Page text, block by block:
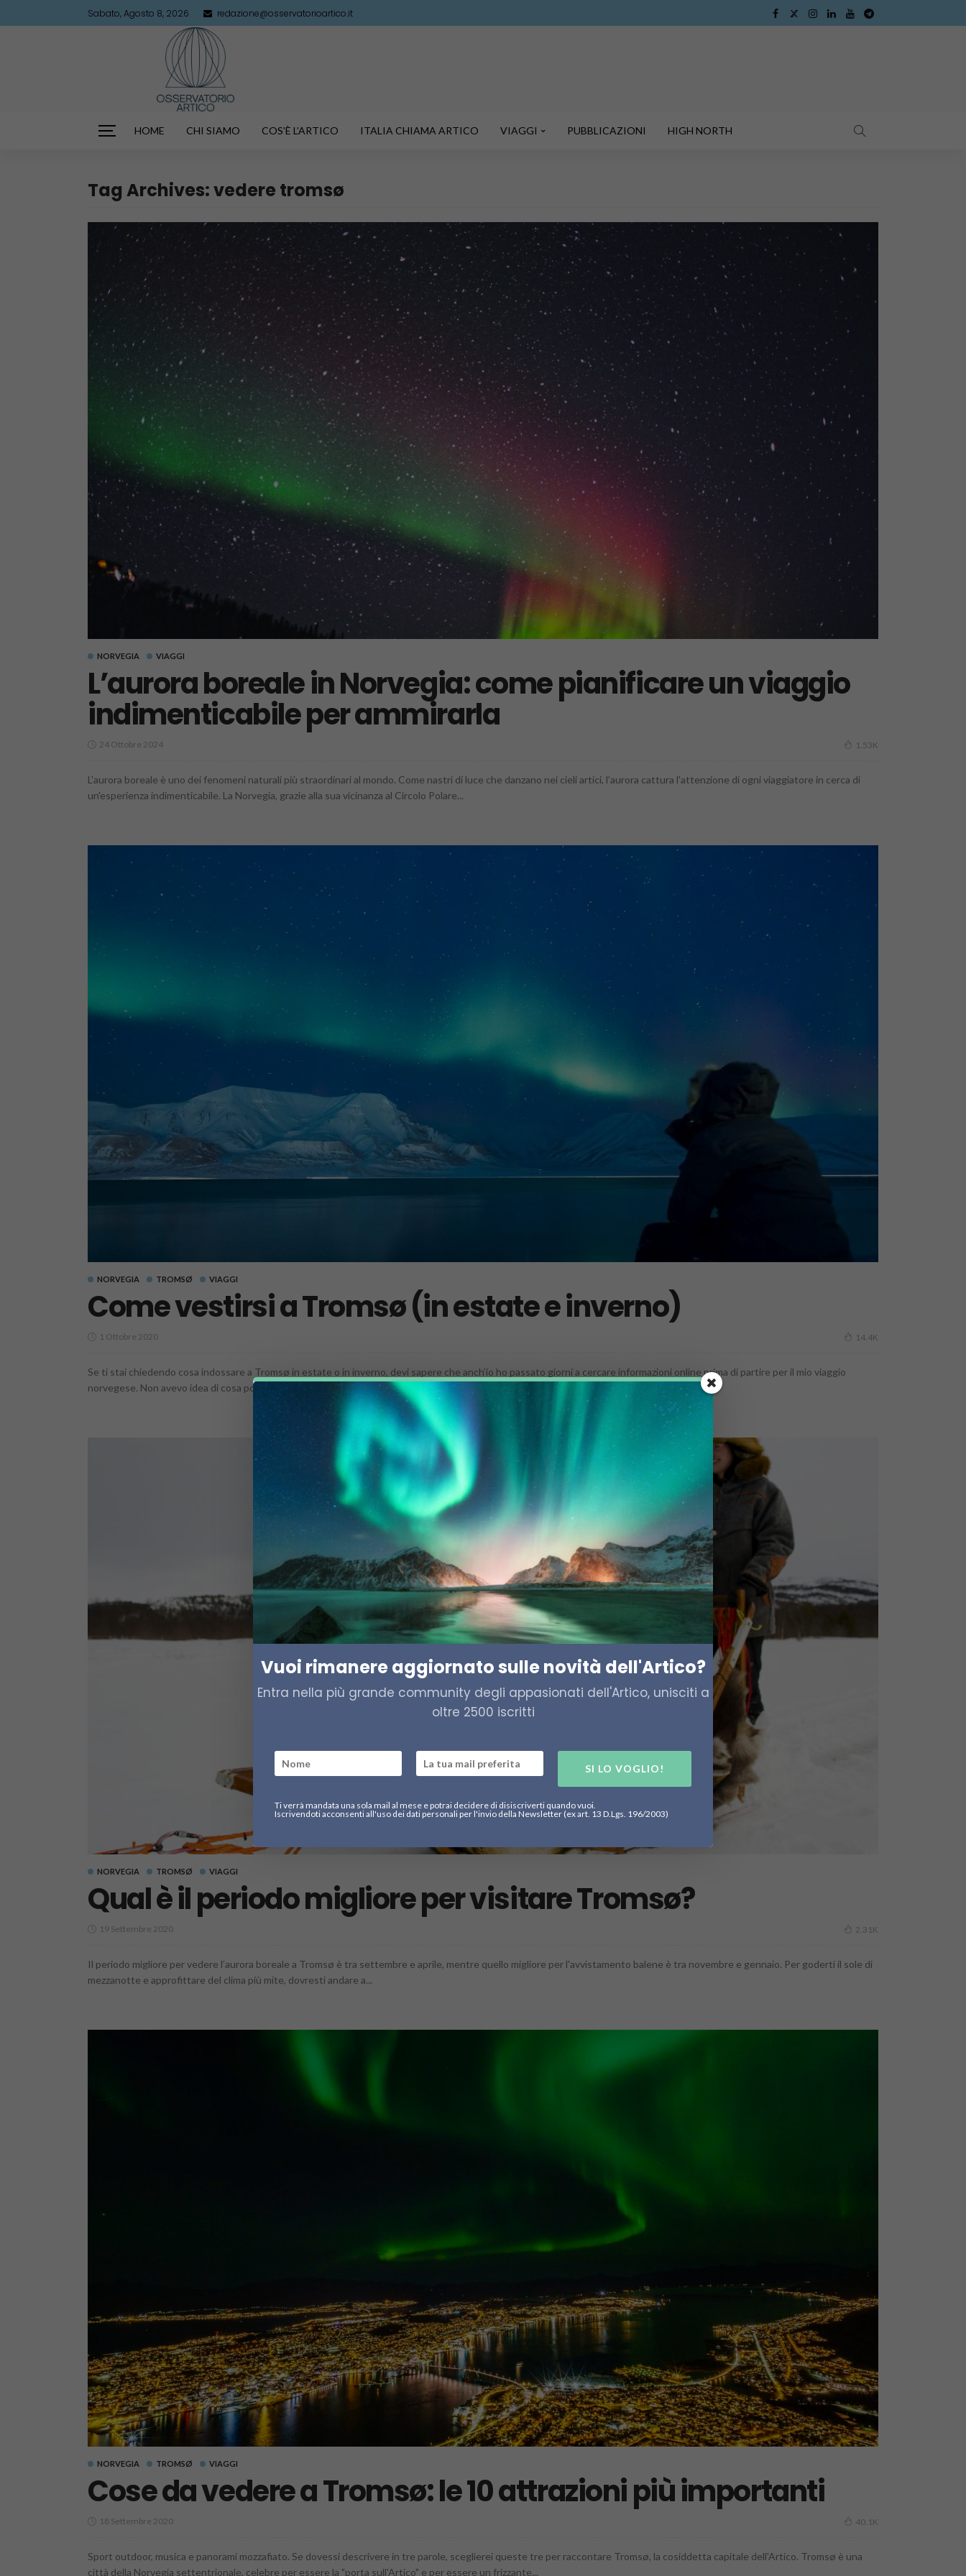
Sabato, Agosto 8, 2026 redazione@osservatorioartico.it
HOME CHI SIAMO COS’È L’ARTICO ITALIA CHIAMA ARTICO VIAGGI PUBBLICAZIONI HIGH NORTH
Tag Archives: vedere tromsø
NORVEGIA VIAGGI
L’aurora boreale in Norvegia: come pianificare un viaggio
indimenticabile per ammirarla
24 Ottobre 2024 1.53K
L'aurora boreale è uno dei fenomeni naturali più straordinari al mondo. Come nastri di luce che danzano nei cieli artici, l’aurora cattura l'attenzione di ogni viaggiatore in cerca di
un'esperienza indimenticabile. La Norvegia, grazie alla sua vicinanza al Circolo Polare...
NORVEGIA TROMSØ VIAGGI
Come vestirsi a Tromsø (in estate e inverno)
1 Ottobre 2020 14.4K
Se ti stai chiedendo cosa indossare a Tromsø in estate o in inverno, devi sapere che anch'io ho passato giorni a cercare informazioni online prima di partire per il mio viaggio
norvegese. Non avevo idea di cosa portare, e avevo...
NORVEGIA TROMSØ VIAGGI
Qual è il periodo migliore per visitare Tromsø?
19 Settembre 2020 2.31K
Il periodo migliore per vedere l’aurora boreale a Tromsø è tra settembre e aprile, mentre quello migliore per l'avvistamento balene è tra novembre e gennaio. Per goderti il sole di
mezzanotte e approfittare del clima più mite, dovresti andare a...
NORVEGIA TROMSØ VIAGGI
Cose da vedere a Tromsø: le 10 attrazioni più importanti
18 Settembre 2020 40.1K
Sport outdoor, musica e panorami mozzafiato. Se dovessi descrivere in tre parole, sceglierei queste tre per raccontare Tromsø, la cosiddetta capitale dell'Artico. Tromsø è una
città della Norvegia settentrionale, celebre per essere la "porta sull'Artico" e per essere un frizzante...
Vuoi rimanere aggiornato sulle novità dell'Artico?
Entra nella più grande community degli appasionati dell'Artico, unisciti a
oltre 2500 iscritti
SI LO VOGLIO!
Ti verrà mandata una sola mail al mese e potrai decidere di disiscriverti quando vuoi.
Iscrivendoti acconsenti all'uso dei dati personali per l'invio della Newsletter (ex art. 13 D.Lgs. 196/2003)